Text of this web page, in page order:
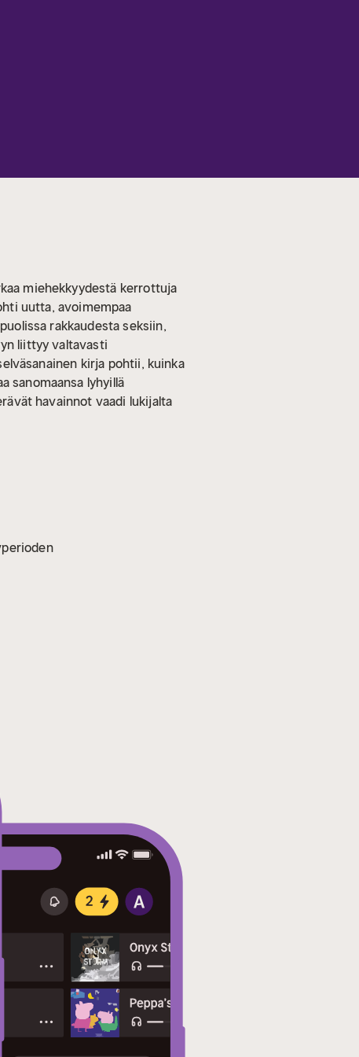
miehekkyydestä kerrottuja
uutta, avoimempaa
rakkaudesta seksiin,
liittyy valtavasti
kirja pohtii, kuinka
sanomaansa lyhyillä
havainnot vaadi lukijalta